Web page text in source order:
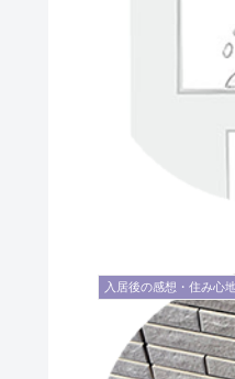
入居後の感想・住み心